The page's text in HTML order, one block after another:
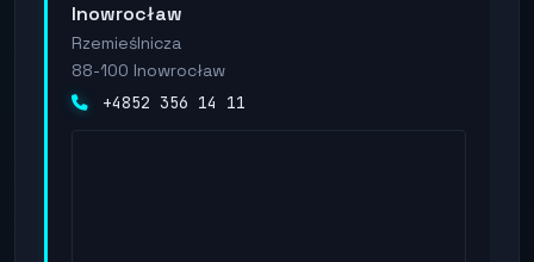
Inowrocław
Rzemieślnicza
88-100 Inowrocław
+4852 356 14 11